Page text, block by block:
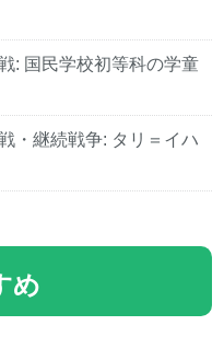
: 国民学校初等科の学童
・継続戦争: タリ＝イハ
め